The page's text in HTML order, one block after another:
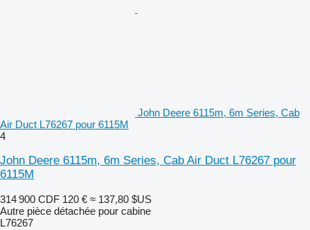
John Deere 6115m, 6m Series, Cab
Air Duct L76267 pour 6115M
4
John Deere 6115m, 6m Series, Cab Air Duct L76267 pour
6115M
314 900 CDF 120 € ≈ 137,80 $US
Autre pièce détachée pour cabine
L76267